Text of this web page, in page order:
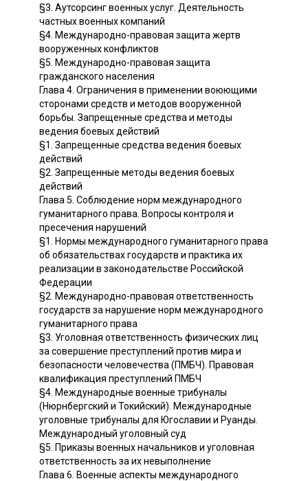
§3. Аутсорсинг военных услуг. Деятельность
частных военных компаний
§4. Международно-правовая защита жертв
вооруженных конфликтов
§5. Международно-правовая защита
гражданского населения
Глава 4. Ограничения в применении воюющими
сторонами средств и методов вооруженной
борьбы. Запрещенные средства и методы
ведения боевых действий
§1. Запрещенные средства ведения боевых
действий
§2. Запрещенные методы ведения боевых
действий
Глава 5. Соблюдение норм международного
гуманитарного права. Вопросы контроля и
пресечения нарушений
§1. Нормы международного гуманитарного права
об обязательствах государств и практика их
реализации в законодательстве Российской
Федерации
§2. Международно-правовая ответственность
государств за нарушение норм международного
гуманитарного права
§3. Уголовная ответственность физических лиц
за совершение преступлений против мира и
безопасности человечества (ПМБЧ). Правовая
квалификация преступлений ПМБЧ
§4. Международные военные трибуналы
(Нюрнбергский и Токийский). Международные
уголовные трибуналы для Югославии и Руанды.
Международный уголовный суд
§5. Приказы военных начальников и уголовная
ответственность за их невыполнение
Глава 6. Военные аспекты международного